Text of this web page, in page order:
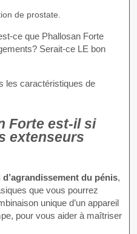
de prostate.
ce que Phallosan Forte
Serait-ce LE bon
les caractéristiques de
Forte est-il si
extenseurs
d’agrandissement du pénis,
que vous pourrez
unique d’un appareil
pour vous aider à maîtriser